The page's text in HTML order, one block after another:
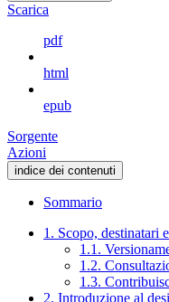
Scarica
pdf
html
epub
Sorgente
Azioni
indice dei contenuti
Sommario
1. Scopo, destinatari
1.1.
1.2.
1.3.
2. Introduzione al